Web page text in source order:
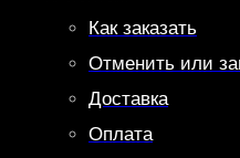
Как заказать
Отменить или
Доставка
Оплата